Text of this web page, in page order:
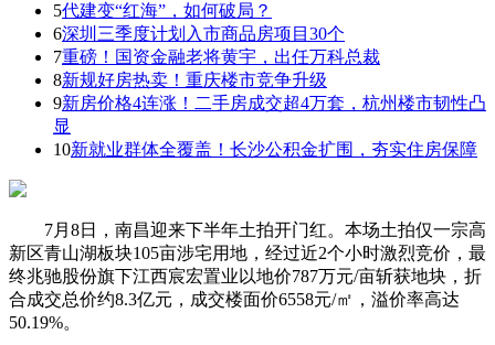
5代建变“红海”，如何破局？
6深圳三季度计划入市商品房项目30个
7重磅！国资金融老将黄宇，出任万科总裁
8新规好房热卖！重庆楼市竞争升级
9新房价格4连涨！二手房成交超4万套，杭州楼市韧性凸
显
10新就业群体全覆盖！长沙公积金扩围，夯实住房保障
7月8日，南昌迎来下半年土拍开门红。本场土拍仅一宗高
新区青山湖板块105亩涉宅用地，经过近2个小时激烈竞价，最
终兆驰股份旗下江西宸宏置业以地价787万元/亩斩获地块，折
合成交总价约8.3亿元，成交楼面价6558元/㎡，溢价率高达
50.19%。